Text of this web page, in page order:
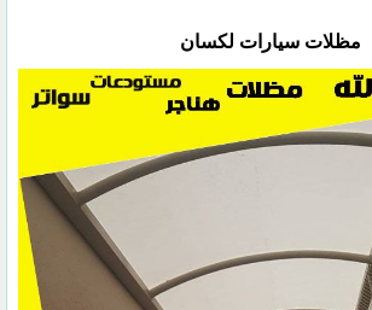
مظلات سيارات لكسان